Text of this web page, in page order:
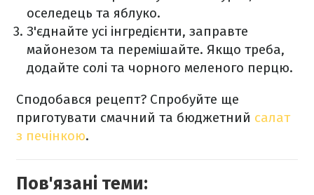
оселедець та яблуко.
З'єднайте усі інгредієнти, заправте
майонезом та перемішайте. Якщо треба,
додайте солі та чорного меленого перцю.
Сподобався рецепт? Спробуйте ще
приготувати смачний та бюджетний салат
з печінкою.
Пов'язані теми: